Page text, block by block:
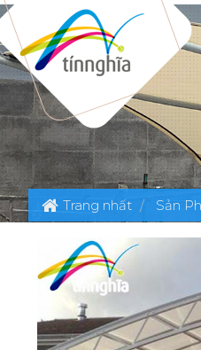
Trang nhất Sản